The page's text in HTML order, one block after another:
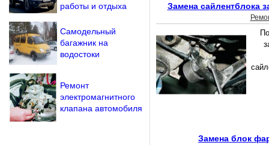
Замена сайлентблока
Замена блок
работы и отдыха
Самодельный
багажник на
водостоки
Ремонт
электромагнитного
клапана автомобиля